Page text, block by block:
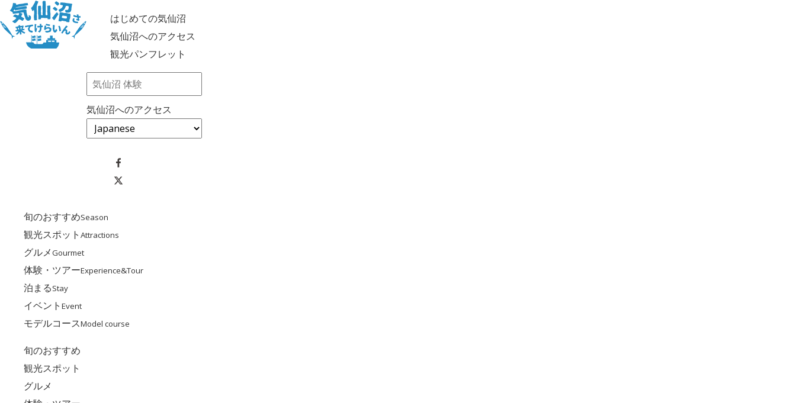
はじめての気仙沼
気仙沼へのアクセス
観光パンフレット
気仙沼へのアクセス
旬のおすすめSeason
観光スポット Attractions
グルメGourmet
体験・ツアーExperience&Tour
泊まるStay
イベント Event
モデルコースModel course
旬のおすすめ
観光スポット
グルメ